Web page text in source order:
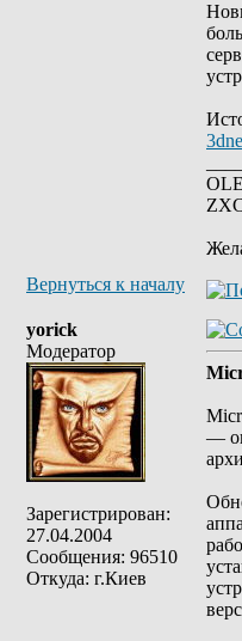
Вернуться к началу
yorick
Модератор
Зарегистрирован:
27.04.2004
Сообщения: 96510
Откуда: г.Киев
—